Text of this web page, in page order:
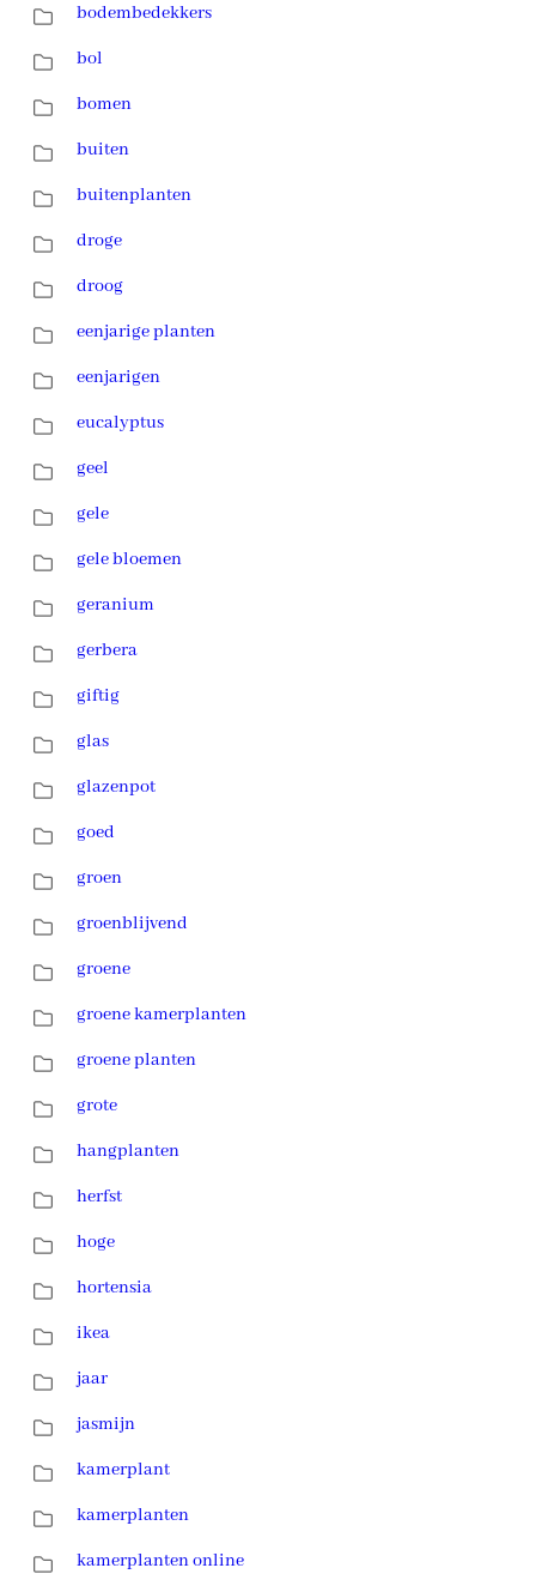
bodembedekkers
bol
bomen
buiten
buitenplanten
droge
droog
eenjarige planten
eenjarigen
eucalyptus
geel
gele
gele bloemen
geranium
gerbera
giftig
glas
glazenpot
goed
groen
groenblijvend
groene
groene kamerplanten
groene planten
grote
hangplanten
herfst
hoge
hortensia
ikea
jaar
jasmijn
kamerplant
kamerplanten
kamerplanten online